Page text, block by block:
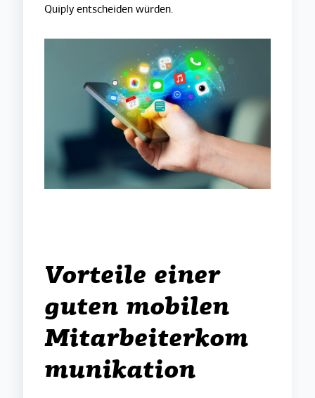
Quiply entscheiden würden.
Vorteile einer
guten mobilen
Mitarbeiterkom
munikation